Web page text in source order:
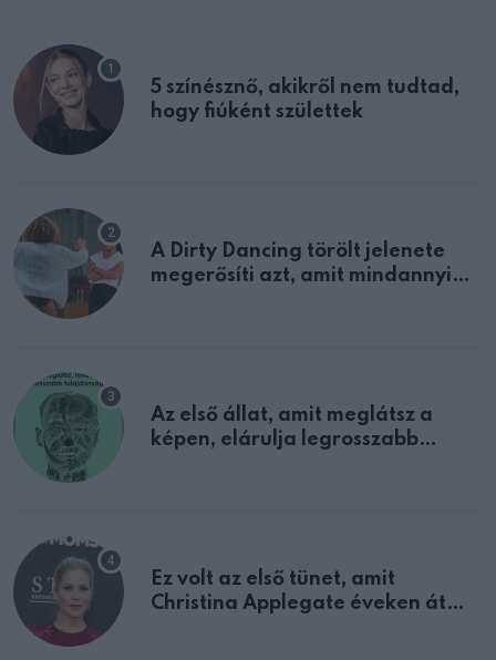
5 színésznő, akikről nem tudtad,
hogy fiúként születtek
A Dirty Dancing törölt jelenete
megerősíti azt, amit mindannyian
Az első állat, amit meglátsz a
képen, elárulja legrosszabb
Ez volt az első tünet, amit
Christina Applegate éveken át